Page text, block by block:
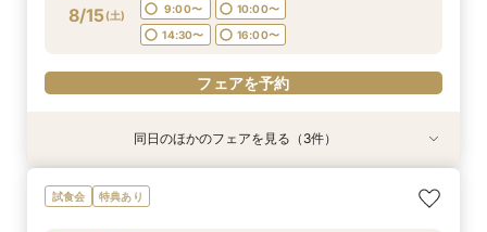
フェアを予約
フェアを予約
8/15(土) 9:00〜
10:00〜
14:30〜
16:00〜
フェアを予約
特典あり
"気軽に見学"基本相談会
特典あり
【ご結婚が決まったばかりのおふたりへ 】「お
顔合わせ」から結婚式当日までトータルサポート
特典あり
【時期・招待人数何も決まってなくてもOK 創業
80年の八芳園がおふたりをフルサポート】豪華
同日のほかのフェアを見る（3件）
試食会 特典あり